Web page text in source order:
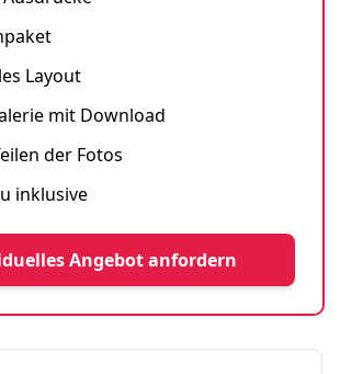
Layout
mit Download
der Fotos
inklusive
Angebot anfordern